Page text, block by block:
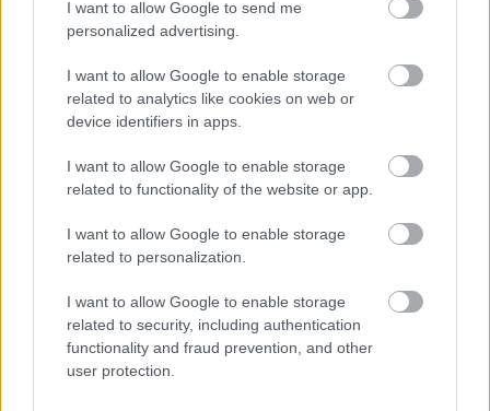
I want to allow Google to send me
personalized advertising.
I want to allow Google to enable storage
related to analytics like cookies on web or
device identifiers in apps.
I want to allow Google to enable storage
related to functionality of the website or app.
I want to allow Google to enable storage
related to personalization.
I want to allow Google to enable storage
related to security, including authentication
functionality and fraud prevention, and other
user protection.